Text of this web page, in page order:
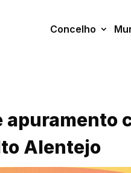
Concelho
apuramento
Alentejo